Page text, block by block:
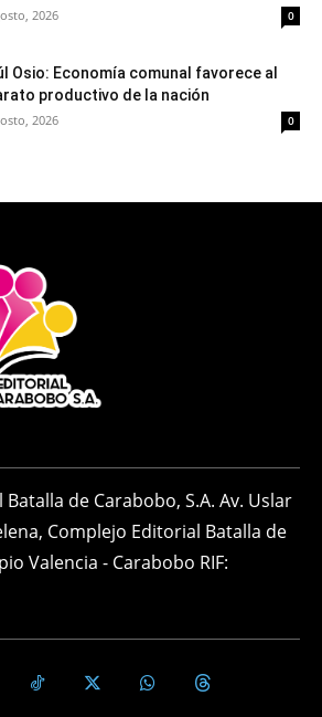
2026 0
Osio: Economía comunal favorece al
productivo de la nación
2026 0
de Carabobo, S.A. Av. Uslar
Complejo Editorial Batalla de
Valencia - Carabobo RIF: